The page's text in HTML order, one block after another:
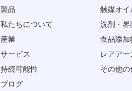
製品
私たちについて
産業
サービス
持続可能性
ブログ
触媒オイ
洗剤・
食品添加
レアア
その他